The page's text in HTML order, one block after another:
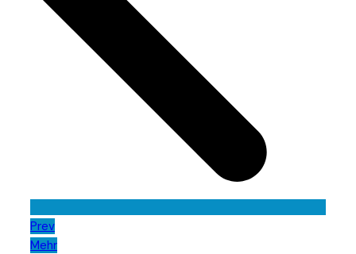
Prev
Mehr